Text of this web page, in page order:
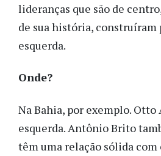
lideranças que são de
de sua história, construíram
esquerda.
Onde?
Na Bahia, por exemplo. Otto
esquerda. Antônio Brito
têm uma relação sólida com